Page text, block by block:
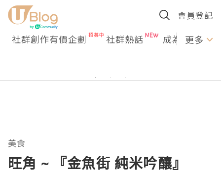
會員登記
社群創作有價企劃 社群熱話 成為U更多
美食
旺角 ~ 『金魚街 純米吟釀』